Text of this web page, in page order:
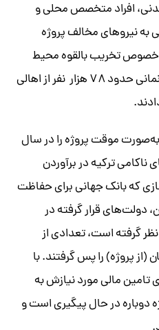
افراد متخصص محلی و
به نیروهای مخالف پروژه
خصوص تخریب بالقوه محیط
طبیعی، میراث فرهنگی و بی‌خانمانی حدود ۷۸ هزار نفر از اهالی
موقت پروژه را در سال
ناکامی ترکیه در برآوردن
که بانک جهانی برای حفاظت
دولت‌های قرار گرفته در
گرفته است، تعدادی از
پروژه) را پس گرفتند. با
تامین مالی مورد نیازش به
دوباره در حال پیگیری است و